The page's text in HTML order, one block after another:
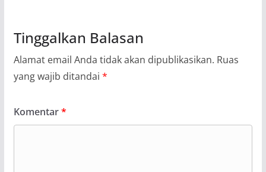
Tinggalkan Balasan
Alamat email Anda tidak akan dipublikasikan. Ruas
yang wajib ditandai *
Komentar*